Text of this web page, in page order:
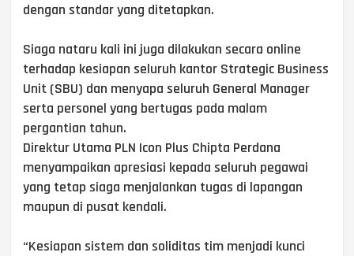
dengan standar yang ditetapkan.
Siaga nataru kali ini juga dilakukan secara online
terhadap kesiapan seluruh kantor Strategic Business
Unit (SBU) dan menyapa seluruh General Manager
serta personel yang bertugas pada malam
pergantian tahun.
Direktur Utama PLN Icon Plus Chipta Perdana
menyampaikan apresiasi kepada seluruh pegawai
yang tetap siaga menjalankan tugas di lapangan
maupun di pusat kendali.
“Kesiapan sistem dan soliditas tim menjadi kunci